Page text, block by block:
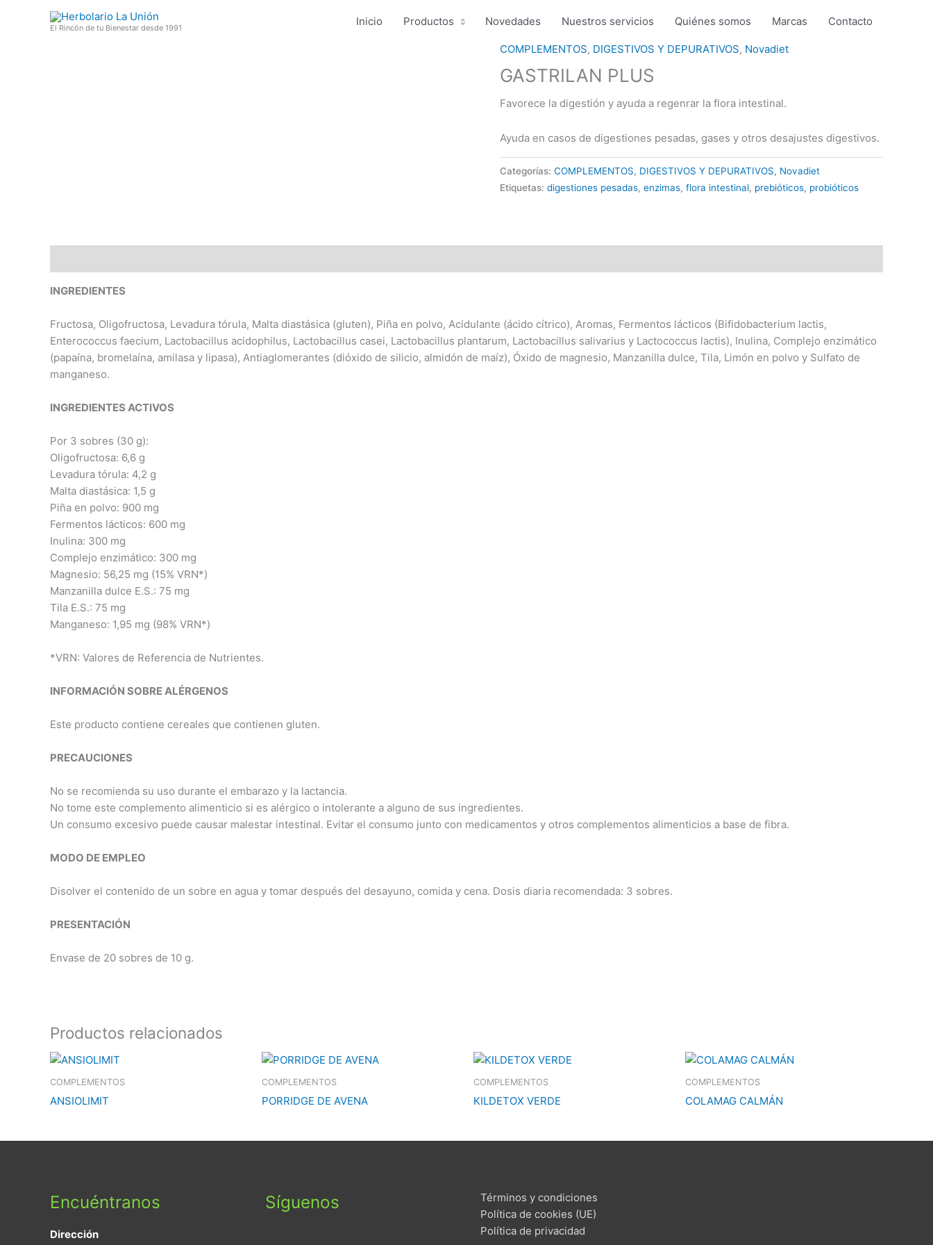
El Rincón de tu Bienestar desde 1991 Inicio Productos Novedades Nuestros servicios Quiénes somos Marcas Contacto
COMPLEMENTOS, DIGESTIVOS Y DEPURATIVOS, Novadiet
GASTRILAN PLUS
Favorece la digestión y ayuda a regenrar la flora intestinal.
Ayuda en casos de digestiones pesadas, gases y otros desajustes digestivos.
Categorías: COMPLEMENTOS, DIGESTIVOS Y DEPURATIVOS, Novadiet
Etiquetas: digestiones pesadas, enzimas, flora intestinal, prebióticos, probióticos
INGREDIENTES
Fructosa, Oligofructosa, Levadura tórula, Malta diastásica (gluten), Piña en polvo, Acidulante (ácido cítrico), Aromas, Fermentos lácticos (Bifidobacterium lactis,
Enterococcus faecium, Lactobacillus acidophilus, Lactobacillus casei, Lactobacillus plantarum, Lactobacillus salivarius y Lactococcus lactis), Inulina, Complejo enzimático
(papaína, bromelaína, amilasa y lipasa), Antiaglomerantes (dióxido de silicio, almidón de maíz), Óxido de magnesio, Manzanilla dulce, Tila, Limón en polvo y Sulfato de
manganeso.
INGREDIENTES ACTIVOS
Por 3 sobres (30 g):
Oligofructosa: 6,6 g
Levadura tórula: 4,2 g
Malta diastásica: 1,5 g
Piña en polvo: 900 mg
Fermentos lácticos: 600 mg
Inulina: 300 mg
Complejo enzimático: 300 mg
Magnesio: 56,25 mg (15% VRN*)
Manzanilla dulce E.S.: 75 mg
Tila E.S.: 75 mg
Manganeso: 1,95 mg (98% VRN*)
*VRN: Valores de Referencia de Nutrientes.
INFORMACIÓN SOBRE ALÉRGENOS
Este producto contiene cereales que contienen gluten.
PRECAUCIONES
No se recomienda su uso durante el embarazo y la lactancia.
No tome este complemento alimenticio si es alérgico o intolerante a alguno de sus ingredientes.
Un consumo excesivo puede causar malestar intestinal. Evitar el consumo junto con medicamentos y otros complementos alimenticios a base de fibra.
MODO DE EMPLEO
Disolver el contenido de un sobre en agua y tomar después del desayuno, comida y cena. Dosis diaria recomendada: 3 sobres.
PRESENTACIÓN
Envase de 20 sobres de 10 g.
Productos relacionados
COMPLEMENTOS
ANSIOLIMIT
COMPLEMENTOS
PORRIDGE DE AVENA
COMPLEMENTOS
KILDETOX VERDE
COMPLEMENTOS
COLAMAG CALMÁN
Encuéntranos
Dirección
Síguenos
Términos y condiciones
Política de cookies (UE)
Política de privacidad